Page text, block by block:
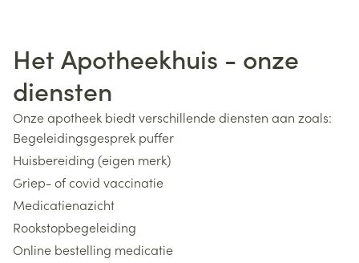
Het Apotheekhuis - onze
diensten
Onze apotheek biedt verschillende diensten aan zoals:
Begeleidingsgesprek puffer
Huisbereiding (eigen merk)
Griep- of covid vaccinatie
Medicatienazicht
Rookstopbegeleiding
Online bestelling medicatie